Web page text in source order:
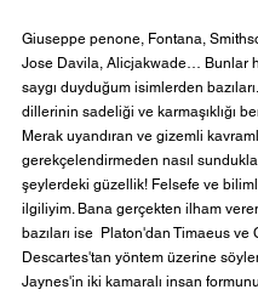
Giuseppe penone, Fontana,
Jose Davila, Alicjakwade… Bunlar
saygı duyduğum isimlerden
dillerinin sadeliği ve karmaşıklığı
Merak uyandıran ve gizemli
gerekçelendirmeden nasıl
şeylerdeki güzellik! Felsefe ve
ilgiliyim. Bana gerçekten ilham
bazıları ise  Platon'dan Timaeus ve
Descartes'tan yöntem üzerine
Jaynes'in iki kamaralı insan